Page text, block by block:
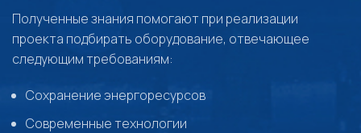
Полученные знания помогают при реализации
проекта подбирать оборудование, отвечающее
следующим требованиям:
Сохранение энергоресурсов
Современные технологии